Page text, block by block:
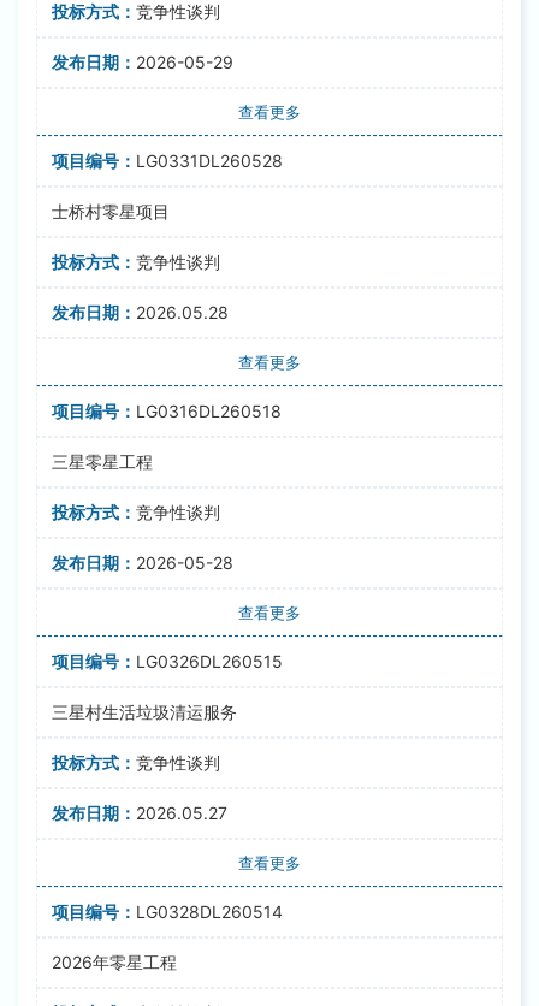
竞争性谈判
2026-05-29
查看更多
LG0331DL260528
士桥村零星项目
竞争性谈判
2026.05.28
查看更多
LG0316DL260518
三星零星工程
竞争性谈判
2026-05-28
查看更多
LG0326DL260515
三星村生活垃圾清运服务
竞争性谈判
2026.05.27
查看更多
LG0328DL260514
2026年零星工程